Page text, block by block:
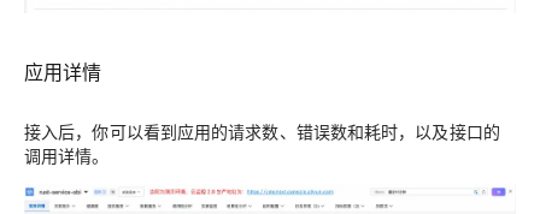
应用详情
接入后，你可以看到应用的请求数、错误数和耗时，以及接口的
调用详情。